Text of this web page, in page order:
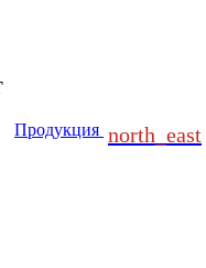
Продукция north_east